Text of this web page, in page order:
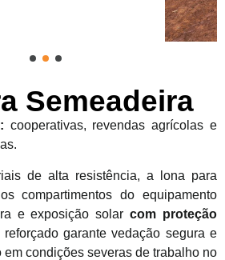
Semeadeira
cooperativas, revendas agrícolas e
de alta resistência, a lona para
compartimentos do equipamento
e exposição solarcom proteção
garante vedação segura e
em condições severas de trabalho no